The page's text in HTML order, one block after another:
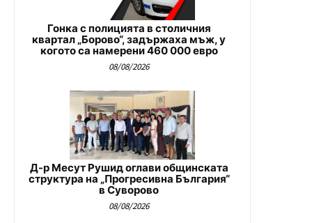
Гонка с полицията в столичния
квартал „Борово“, задържаха мъж, у
когото са намерени 460 000 евро
08/08/2026
Д-р Месут Рушид оглави общинската
структура на „Прогресивна България“
в Суворово
08/08/2026